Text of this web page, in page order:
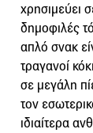
χρησιμεύει
δημοφιλές
απλό σνακ
τραγανοί
σε μεγάλη
τον
ιδιαίτερα